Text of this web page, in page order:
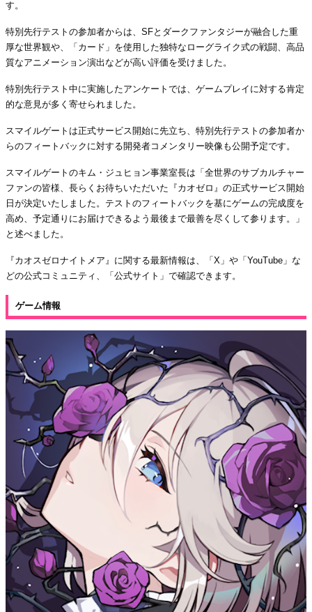
す。
特別先行テストの参加者からは、SFとダークファンタジーが融合した重
厚な世界観や、「カード」を使用した独特なローグライク式の戦闘、高品
質なアニメーション演出などが高い評価を受けました。
特別先行テスト中に実施したアンケートでは、ゲームプレイに対する肯定
的な意見が多く寄せられました。
スマイルゲートは正式サービス開始に先立ち、特別先行テストの参加者か
らのフィートバックに対する開発者コメンタリー映像も公開予定です。
スマイルゲートのキム・ジュヒョン事業室長は「全世界のサブカルチャー
ファンの皆様、長らくお待ちいただいた『カオゼロ』の正式サービス開始
日が決定いたしました。テストのフィートバックを基にゲームの完成度を
高め、予定通りにお届けできるよう最後まで最善を尽くして参ります。」
と述べました。
『カオスゼロナイトメア』に関する最新情報は、「X」や「YouTube」な
どの公式コミュニティ、「公式サイト」で確認できます。
ゲーム情報